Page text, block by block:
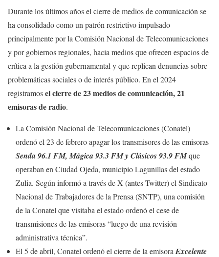
Durante los últimos años el cierre de medios de comunicación se
ha consolidado como un patrón restrictivo impulsado
principalmente por la Comisión Nacional de Telecomunicaciones
y por gobiernos regionales, hacia medios que ofrecen espacios de
crítica a la gestión gubernamental y que replican denuncias sobre
problemáticas sociales o de interés público. En el 2024
registramosel cierre de 23 medios de comunicación, 21
emisoras de radio.
La Comisión Nacional de Telecomunicaciones (Conatel)
ordenó el 23 de febrero apagar los transmisores de las emisoras
Senda 96.1 FM, Mágica 93.3 FM y Clásicos 93.9 FMque
operaban en Ciudad Ojeda, municipio Lagunillas del estado
Zulia. Según informó a través de X (antes Twitter) el Sindicato
Nacional de Trabajadores de la Prensa (SNTP), una comisión
de la Conatel que visitaba el estado ordenó el cese de
transmisiones de las emisoras “luego de una revisión
administrativa técnica”.
El 5 de abril, Conatel ordenó el cierre de la emisoraExcelente